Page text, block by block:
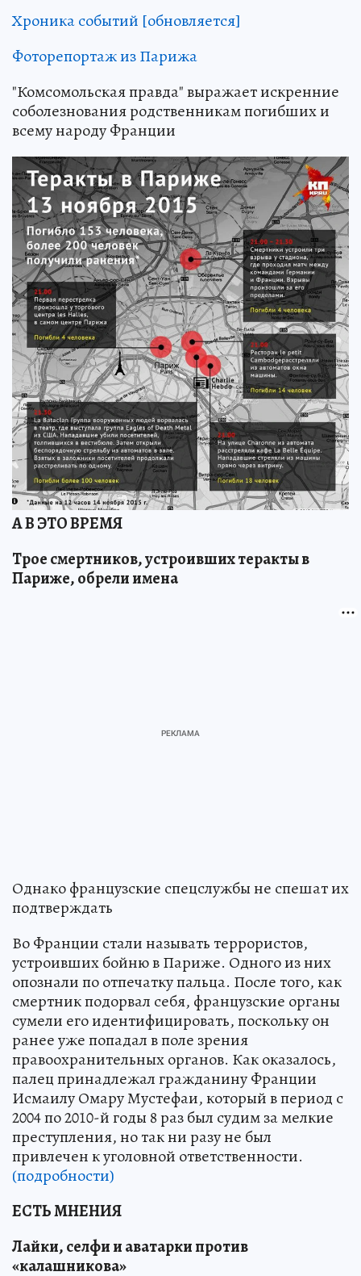
Хроника событий [обновляется]
Фоторепортаж из Парижа
"Комсомольская правда" выражает искренние
соболезнования родственникам погибших и
всему народу Франции
А В ЭТО ВРЕМЯ
Трое смертников, устроивших теракты в
Париже, обрели имена
Однако французские спецслужбы не спешат их
подтверждать
Во Франции стали называть террористов,
устроивших бойню в Париже. Одного из них
опознали по отпечатку пальца. После того, как
смертник подорвал себя, французские органы
сумели его идентифицировать, поскольку он
ранее уже попадал в поле зрения
правоохранительных органов. Как оказалось,
палец принадлежал гражданину Франции
Исмаилу Омару Мустефаи, который в период с
2004 по 2010-й годы 8 раз был судим за мелкие
преступления, но так ни разу не был
привлечен к уголовной ответственности.
(подробности)
ЕСТЬ МНЕНИЯ
Лайки, селфи и аватарки против
«калашникова»